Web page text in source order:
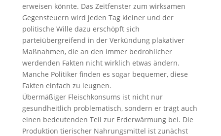
erweisen könnte. Das Zeitfenster zum wirksamen
Gegensteuern wird jeden Tag kleiner und der
politische Wille dazu erschöpft sich
parteiübergreifend in der Verkündung plakativer
Maßnahmen, die an den immer bedrohlicher
werdenden Fakten nicht wirklich etwas ändern.
Manche Politiker finden es sogar bequemer, diese
Fakten einfach zu leugnen.
Übermäßiger Fleischkonsums ist nicht nur
gesundheitlich problematisch, sondern er trägt auch
einen bedeutenden Teil zur Erderwärmung bei. Die
Produktion tierischer Nahrungsmittel ist zunächst